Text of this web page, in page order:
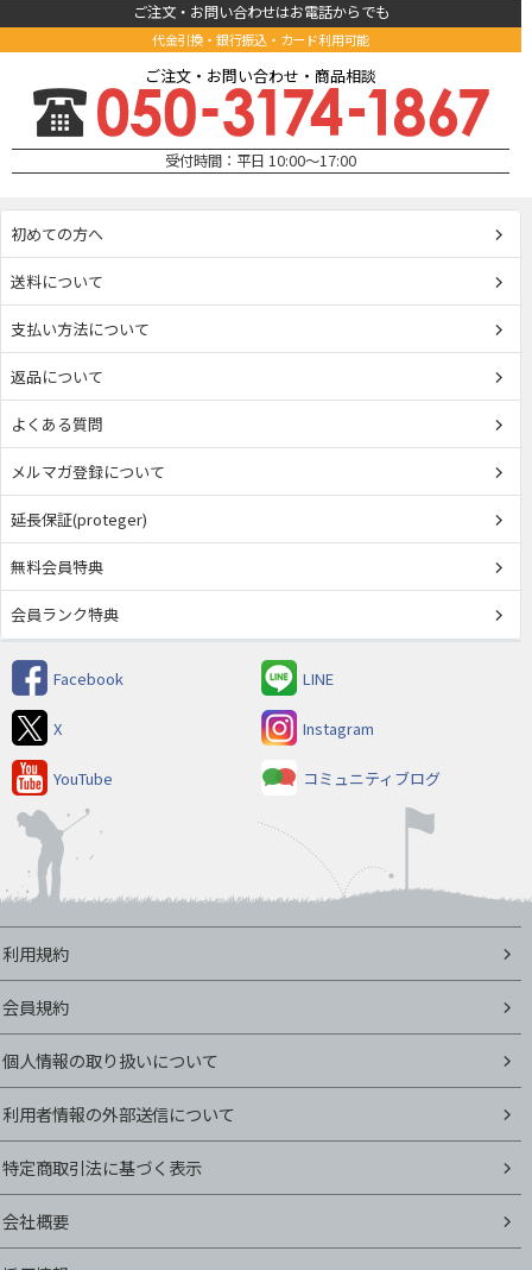
ご注文・お問い合わせはお電話からでも
代金引換・銀行振込・カード利用可能
ご注文・お問い合わせ・商品相談
受付時間：平日 10:00～17:00
初めての方へ
送料について
支払い方法について
返品について
よくある質問
メルマガ登録について
延長保証(proteger)
無料会員特典
会員ランク特典
Facebook LINE
X Instagram
YouTube コミュニティブログ
利用規約
会員規約
個人情報の取り扱いについて
利用者情報の外部送信について
特定商取引法に基づく表示
会社概要